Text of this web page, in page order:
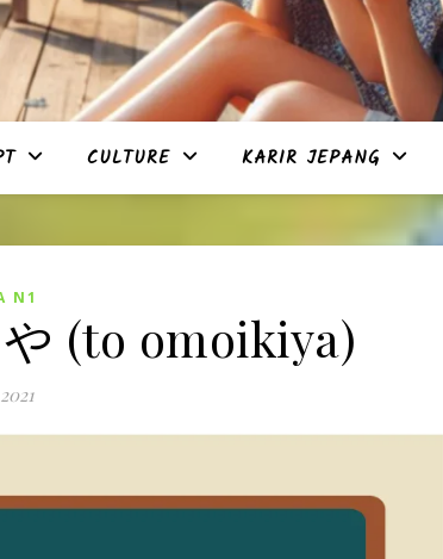
CULTURE KARIR JEPANG
N1
(to omoikiya)